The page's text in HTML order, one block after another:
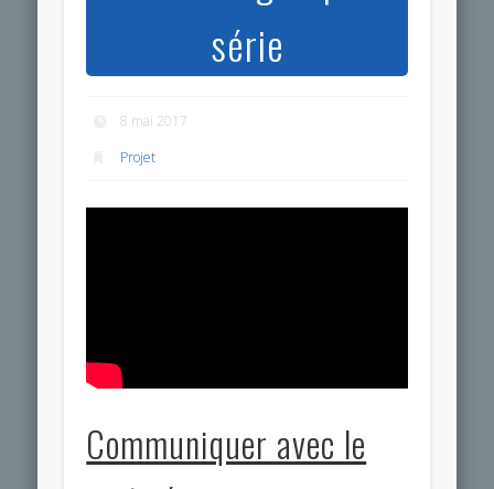
série
8 mai 2017
Projet
Communiquer avec le